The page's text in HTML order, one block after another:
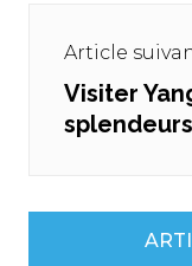
Article
Next
post:
Visiter